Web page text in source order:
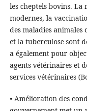
les cheptels bovins. La
modernes, la
des maladies animales
et la tuberculose sont
a également pour
agents vétérinaires et
services vétérinaires
• Amélioration des